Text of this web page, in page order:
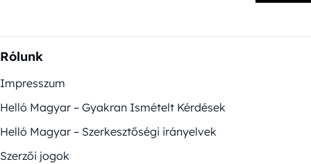
Rólunk
Impresszum
Helló Magyar – Gyakran Ismételt Kérdések
Helló Magyar – Szerkesztőségi irányelvek
Szerzői jogok